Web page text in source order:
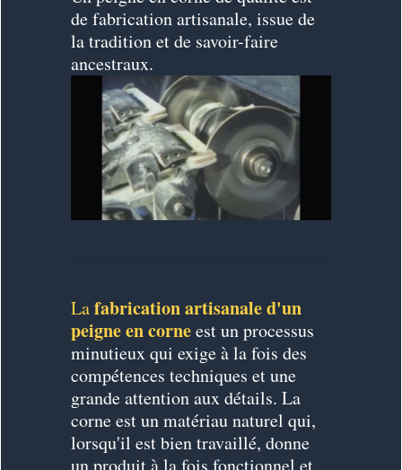
de fabrication artisanale, issue de
la tradition et de savoir-faire
ancestraux.
Lafabrication artisanale d'un
peigne en corneest un processus
minutieux qui exige à la fois des
compétences techniques et une
grande attention aux détails. La
corne est un matériau naturel qui,
lorsqu'il est bien travaillé, donne
un produit à la fois fonctionnel et